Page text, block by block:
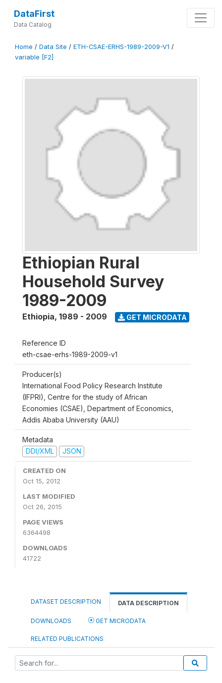
DataFirst
Data Catalog
Home / Data Site / ETH-CSAE-ERHS-1989-2009-V1 /
variable [F2]
Ethiopian Rural
Household Survey
1989-2009
Ethiopia, 1989 - 2009 GET MICRODATA
Reference ID
eth-csae-erhs-1989-2009-v1
Producer(s)
International Food Policy Research Institute
(IFPRI), Centre for the study of African
Economies (CSAE), Department of Economics,
Addis Ababa University (AAU)
Metadata
DDI/XML
JSON
CREATED ON
Oct 15, 2012
LAST MODIFIED
Oct 26, 2015
PAGE VIEWS
6364498
DOWNLOADS
41722
DATASET DESCRIPTION DATA DESCRIPTION
DOWNLOADS GET MICRODATA
RELATED PUBLICATIONS